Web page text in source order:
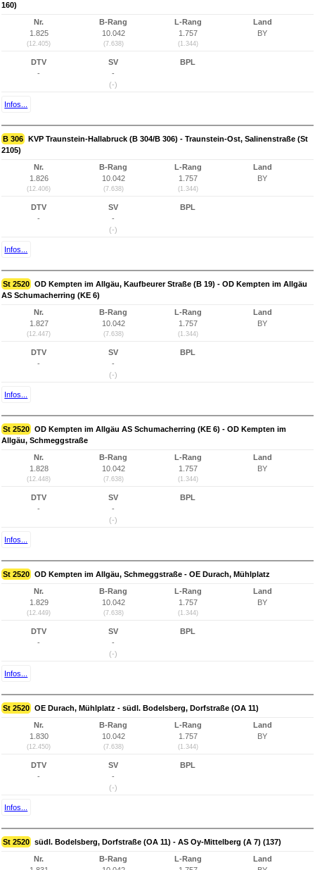
160)
Nr.
1.825
(12.405)
B-Rang
10.042
(7.638)
L-Rang
1.757
(1.344)
Land
BY
DTV
-
SV
-
(-)
BPL
Infos...
B 306 KVP Traunstein-Hallabruck (B 304/B 306) - Traunstein-Ost, Salinenstraße (St
2105)
Nr.
1.826
(12.406)
B-Rang
10.042
(7.638)
L-Rang
1.757
(1.344)
Land
BY
DTV
-
SV
-
(-)
BPL
Infos...
St 2520 OD Kempten im Allgäu, Kaufbeurer Straße (B 19) - OD Kempten im Allgäu
AS Schumacherring (KE 6)
Nr.
1.827
(12.447)
B-Rang
10.042
(7.638)
L-Rang
1.757
(1.344)
Land
BY
DTV
-
SV
-
(-)
BPL
Infos...
St 2520 OD Kempten im Allgäu AS Schumacherring (KE 6) - OD Kempten im
Allgäu, Schmeggstraße
Nr.
1.828
(12.448)
B-Rang
10.042
(7.638)
L-Rang
1.757
(1.344)
Land
BY
DTV
-
SV
-
(-)
BPL
Infos...
St 2520 OD Kempten im Allgäu, Schmeggstraße - OE Durach, Mühlplatz
Nr.
1.829
(12.449)
B-Rang
10.042
(7.638)
L-Rang
1.757
(1.344)
Land
BY
DTV
-
SV
-
(-)
BPL
Infos...
St 2520 OE Durach, Mühlplatz - südl. Bodelsberg, Dorfstraße (OA 11)
Nr.
1.830
(12.450)
B-Rang
10.042
(7.638)
L-Rang
1.757
(1.344)
Land
BY
DTV
-
SV
-
(-)
BPL
Infos...
St 2520 südl. Bodelsberg, Dorfstraße (OA 11) - AS Oy-Mittelberg (A 7) (137)
Nr.
B-Rang
L-Rang
Land